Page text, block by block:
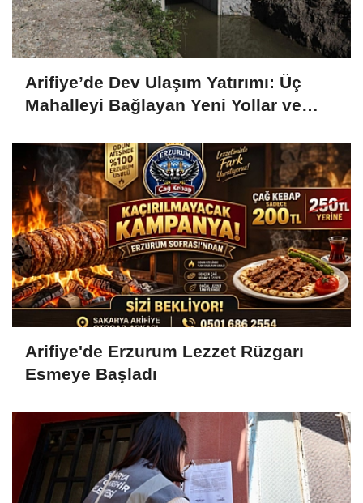
Arifiye’de Dev Ulaşım Yatırımı: Üç
Mahalleyi Bağlayan Yeni Yollar ve
Arifiye'de Erzurum Lezzet Rüzgarı
Esmeye Başladı